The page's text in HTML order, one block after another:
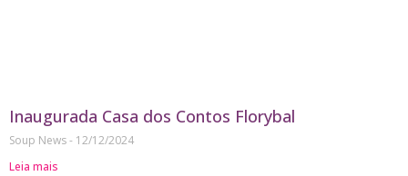
Inaugurada Casa dos Contos Florybal
Soup News
12/12/2024
Leia mais